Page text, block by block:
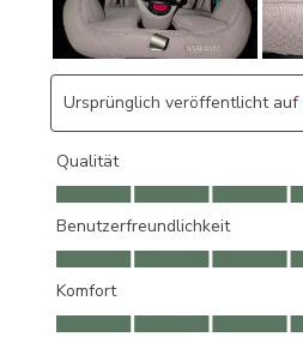
Ursprünglich veröffentlicht auf
Qualität
Qualität, 5.0 von 5
Benutzerfreundlichkeit
Benutzerfreundlichkeit, 5.0 von 5
Komfort
Komfort, 5.0 von 5